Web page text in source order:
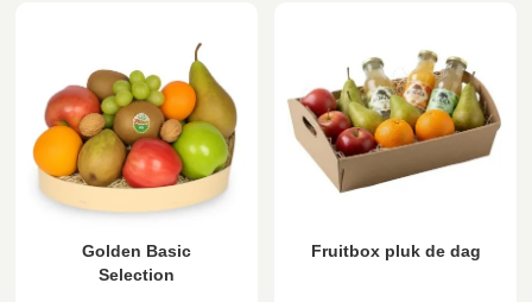
Golden Basic
Selection
Fruitbox pluk de dag